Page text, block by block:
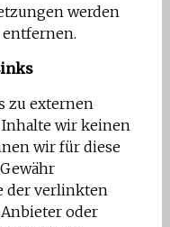
werden
zu externen
Inhalte wir keinen
wir für diese
der verlinkten
oder